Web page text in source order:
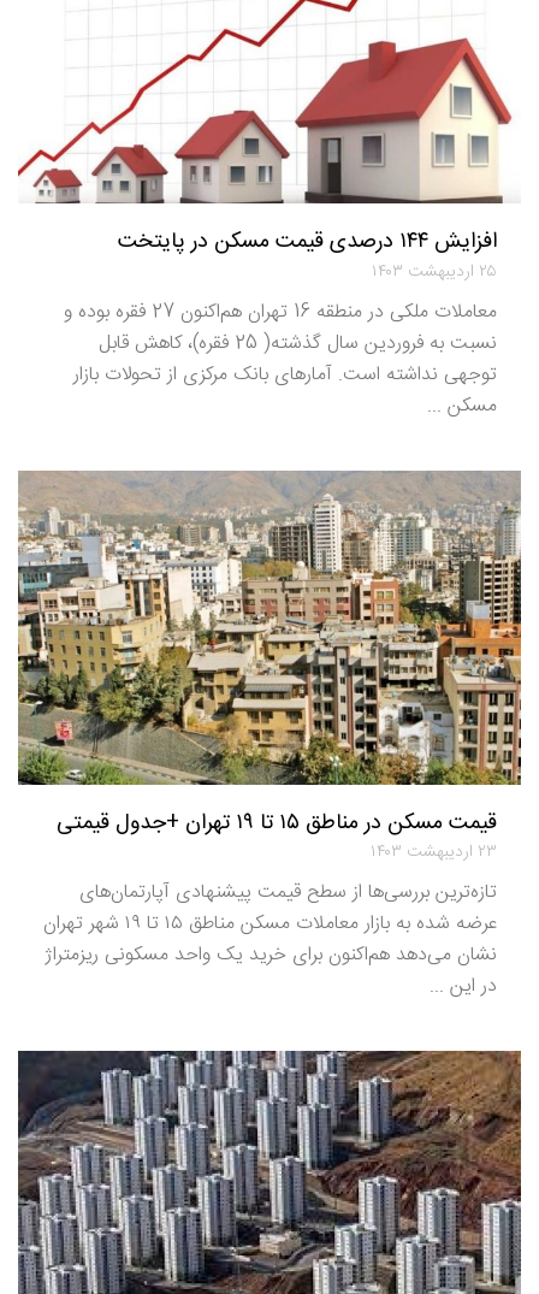
افزایش ۱۴۴ درصدی قیمت مسکن در پایتخت
۲۵ اردیبهشت ۱۴۰۳
معاملات ملکی در منطقه 16 تهران هم‌اکنون 27 فقره بوده و
نسبت به فروردین سال گذشته( 25 فقره)، کاهش قابل
توجهی نداشته است. آمارهای بانک مرکزی از تحولات بازار
مسکن ...
قیمت مسکن در مناطق ۱۵ تا ۱۹ تهران +جدول قیمتی
۲۳ اردیبهشت ۱۴۰۳
تازه‌‌ترین بررسی‌‌ها از سطح قیمت پیشنهادی آپارتمان‌‌های
عرضه شده به بازار معاملات مسکن مناطق ۱۵ تا ۱۹ شهر تهران
نشان می‌دهد هم‌‌اکنون برای خرید یک واحد مسکونی ریزمتراژ
در این ...